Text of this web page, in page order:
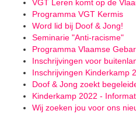
VGT Leren komt op de
Programma VGT Kermis
Word lid bij Doof & Jong!
Seminarie "Anti-racisme"
Programma Vlaamse
Inschrijvingen voor
Inschrijvingen Kinderkamp
Doof & Jong zoekt
Kinderkamp 2022 -
Wij zoeken jou voor ons